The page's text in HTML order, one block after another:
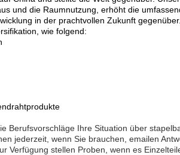
und die Raumnutzung, erhöht die
in der prachtvollen Zukunft gegenüber.
wie folgend:
Berufsvorschläge Ihre Situation über
jederzeit, wenn Sie brauchen, emailen
Verfügung stellen Proben, wenn es